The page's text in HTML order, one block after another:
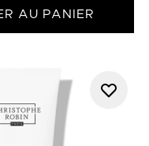
AU PANIER